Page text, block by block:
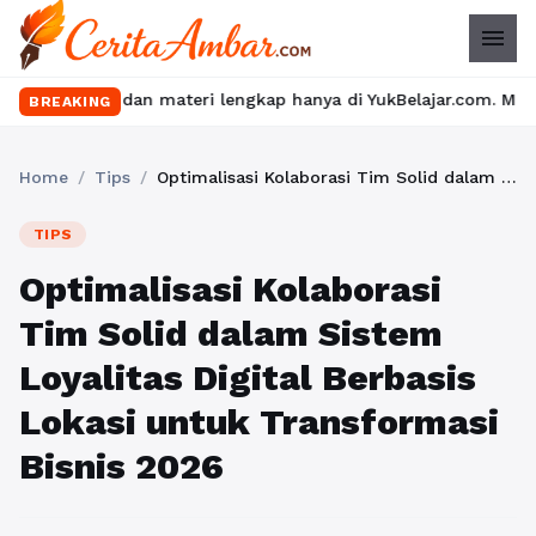
menu
BREAKING
materi lengkap hanya di YukBelajar.com. Mulai langkah
Home / Tips / Optimalisasi Kolaborasi Tim Solid dalam Sistem Loyalitas Digital Berbasis Lokasi untuk Transformasi Bisnis 2026
TIPS
Optimalisasi Kolaborasi
Tim Solid dalam Sistem
Loyalitas Digital Berbasis
Lokasi untuk Transformasi
Bisnis 2026